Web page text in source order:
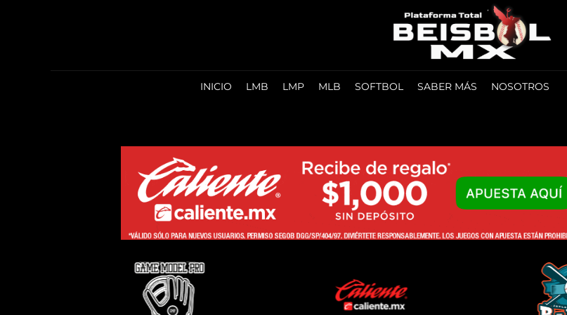
INICIO LMB LMP MLB SOFTBOL SABER MÁS NOSOTROS